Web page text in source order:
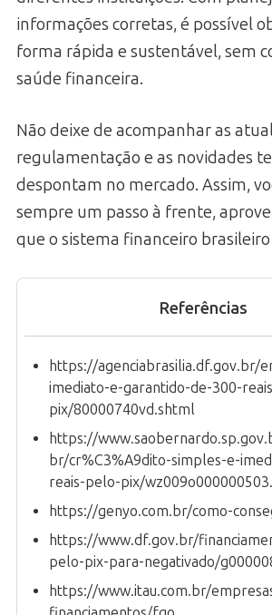
informações corretas, é possível
forma rápida e sustentável, sem
saúde financeira.
Não deixe de acompanhar as
regulamentação e as novidades
despontam no mercado. Assim,
sempre um passo à frente,
que o sistema financeiro
Referências
https://agenciabrasilia.df.gov.br/
imediato-e-garantido-de-300-
pix/80000740vd.shtml
https://
br/cr%C3%A9dito-simples-e-
reais-pelo-pix/
https://genyo.com.br/como-
https://www.df.gov.br/
pelo-pix-para-negativado/
https://www.itau.com.br/